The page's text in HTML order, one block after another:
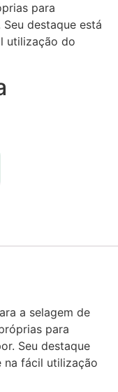
para
Seu destaque está
utilização do
a selagem de
para
Seu destaque
na fácil utilização